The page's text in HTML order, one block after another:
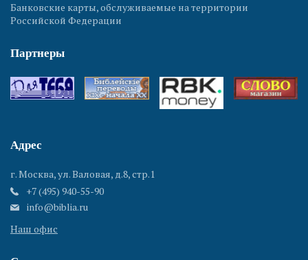
Иерусалим.
Гробница
Банковские карты, обслуживаемые на территории
Российской Федерации
Партнеры
Адрес
г. Москва, ул. Валовая, д.8, стр.1
+7 (495) 940-55-90
info@biblia.ru
Наш офис